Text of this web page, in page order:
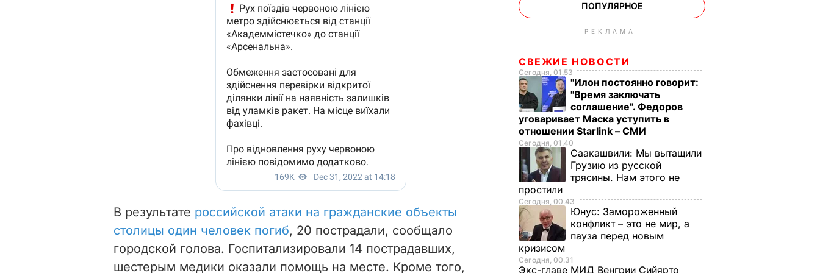
В результате российской атаки на гражданские объекты
столицы один человек погиб, 20 пострадали, сообщало
городской голова. Госпитализировали 14 пострадавших,
шестерым медики оказали помощь на месте. Кроме того,
ПОПУЛЯРНОЕ
РЕКЛАМА
СВЕЖИЕ НОВОСТИ
Сегодня, 01.53
"Илон постоянно говорит:
"Время заключать
соглашение". Федоров
уговаривает Маска уступить в
отношении Starlink – СМИ
Сегодня, 01.40
Саакашвили: Мы вытащили
Грузию из русской
трясины. Нам этого не
простили
Сегодня, 00.43
Юнус: Замороженный
конфликт – это не мир, а
пауза перед новым
кризисом
Сегодня, 00.31
Экс-главе МИД Венгрии Сийярто